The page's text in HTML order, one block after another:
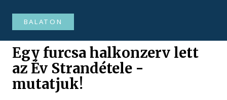
BALATON
Egy furcsa halkonzerv lett
az Év Strandétele -
mutatjuk!